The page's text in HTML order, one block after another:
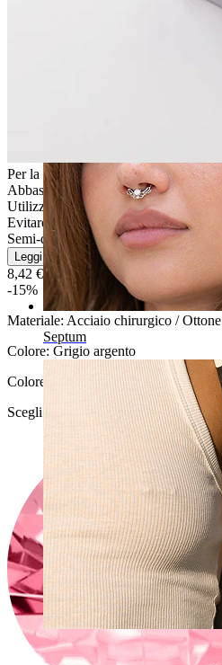
Septum
Capezzolo
Per la maggior parte dei tipi di pelle
Abbastanza facile
Utilizzo occasionale
Evitare l''acqua
Semi-durevole
Leggi di più
8,42 €9,90 €
-15%
Materiale: Acciaio chirurgico / Ottone
Colore: Grigio argento
Colore della pietra
Scegli Colore della pietra